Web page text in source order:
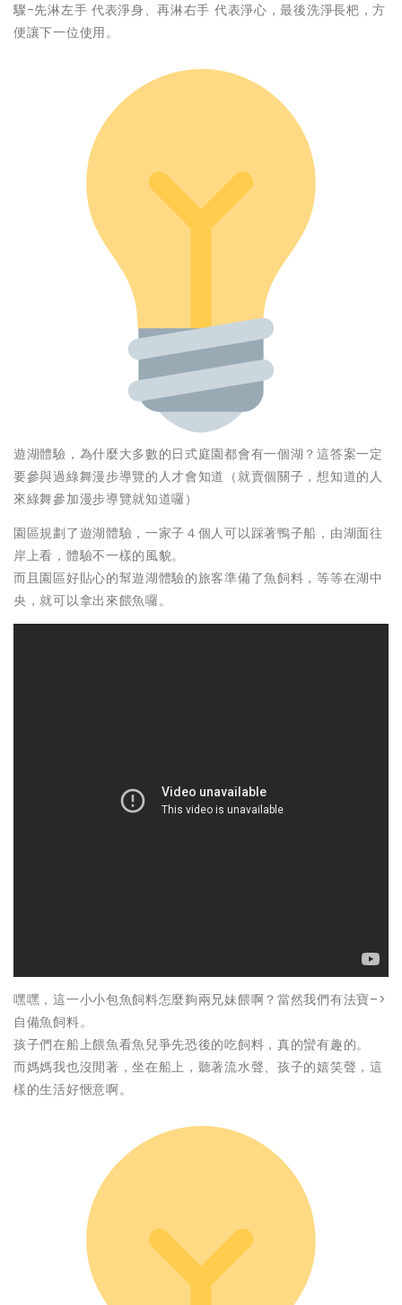
驟-先淋左手 代表淨身、再淋右手 代表淨心，最後洗淨長杷，方
便讓下一位使用。
遊湖體驗，為什麼大多數的日式庭園都會有一個湖？這答案一定
要參與過綠舞漫步導覽的人才會知道（就賣個關子，想知道的人
來綠舞參加漫步導覽就知道囉）
園區規劃了遊湖體驗，一家子４個人可以踩著鴨子船，由湖面往
岸上看，體驗不一樣的風貌。
而且園區好貼心的幫遊湖體驗的旅客準備了魚飼料，等等在湖中
央，就可以拿出來餵魚囉。
嘿嘿，這一小小包魚飼料怎麼夠兩兄妹餵啊？當然我們有法寶–>
自備魚飼料。
孩子們在船上餵魚看魚兒爭先恐後的吃飼料，真的蠻有趣的。
而媽媽我也沒閒著，坐在船上，聽著流水聲、孩子的嬉笑聲，這
樣的生活好愜意啊。